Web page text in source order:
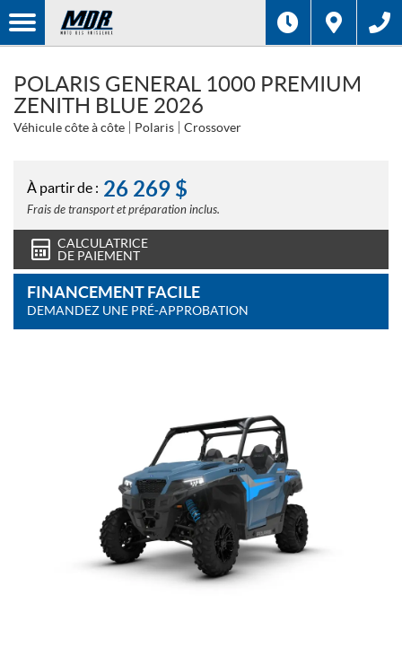
POLARIS GENERAL 1000 PREMIUM
ZENITH BLUE 2026
Véhicule côte à côte Polaris Crossover
À partir de : 26 269 $
Frais de transport et préparation inclus.
CALCULATRICE
DE PAIEMENT
FINANCEMENT FACILE
DEMANDEZ UNE PRÉ-APPROBATION